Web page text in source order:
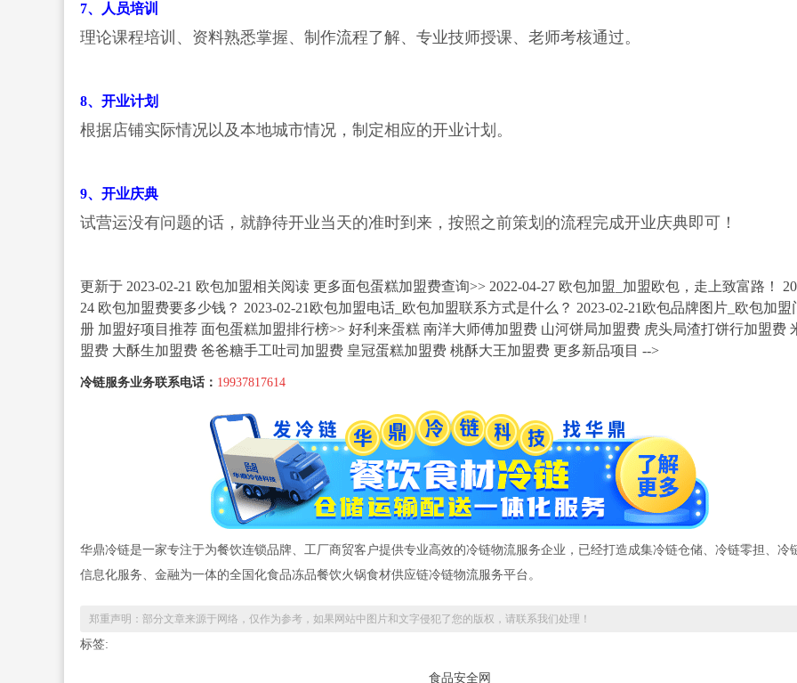
7、人员培训
理论课程培训、资料熟悉掌握、制作流程了解、专业技师授课、老师考核通过。
8、开业计划
根据店铺实际情况以及本地城市情况，制定相应的开业计划。
9、开业庆典
试营运没有问题的话，就静待开业当天的准时到来，按照之前策划的流程完成开业庆典即可！
更新于 2023-02-21 欧包加盟相关阅读 更多面包蛋糕加盟费查询>> 2022-04-27 欧包加盟_加盟欧包，走上致富路！
24 欧包加盟费要多少钱？ 2023-02-21欧包加盟电话_欧包加盟联系方式是什么？ 2023-02-21欧包品牌图片_欧包加盟
册 加盟好项目推荐 面包蛋糕加盟排行榜>> 好利来蛋糕 南洋大师傅加盟费 山河饼局加盟费 虎头局渣打饼行加盟费
盟费 大酥生加盟费 爸爸糖手工吐司加盟费 皇冠蛋糕加盟费 桃酥大王加盟费 更多新品项目 -->
冷链服务业务联系电话： 19937817614
华鼎冷链是一家专注于为餐饮连锁品牌、工厂商贸客户提供专业高效的冷链物流服务企业，已经打造成集冷链仓储、冷链零担、冷
信息化服务、金融为一体的全国化食品冻品餐饮火锅食材供应链冷链物流服务平台。
郑重声明：部分文章来源于网络，仅作为参考，如果网站中图片和文字侵犯了您的版权，请联系我们处理！
标签:
食品安全网